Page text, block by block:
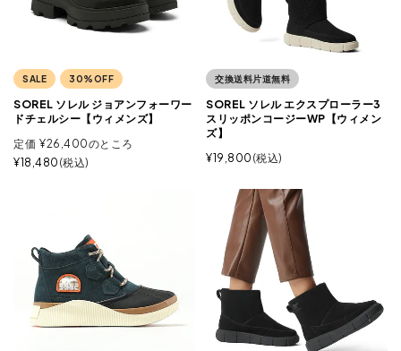
SALE 30%OFF
SOREL ソレル ジョアンフォーワー
ドチェルシー【ウィメンズ】
定価 ¥26,400のところ
¥18,480 税込
交換送料片道無料
SOREL ソレル エクスプローラー3
スリッポンコージーWP【ウィメン
ズ】
¥19,800 税込